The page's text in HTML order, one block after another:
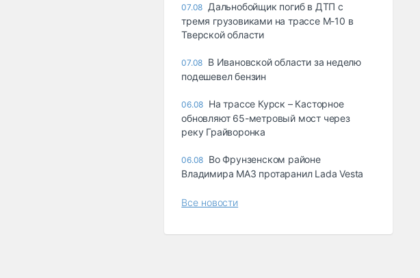
07.08 Дальнобойщик погиб в ДТП с
тремя грузовиками на трассе М-10 в
Тверской области
07.08 В Ивановской области за неделю
подешевел бензин
06.08 На трассе Курск – Касторное
обновляют 65-метровый мост через
реку Грайворонка
06.08 Во Фрунзенском районе
Владимира МАЗ протаранил Lada Vesta
Все новости